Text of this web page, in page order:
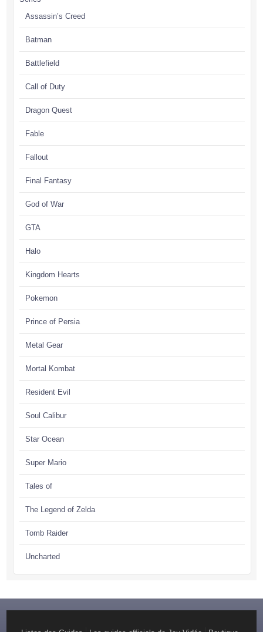
Assassin’s Creed
Batman
Battlefield
Call of Duty
Dragon Quest
Fable
Fallout
Final Fantasy
God of War
GTA
Halo
Kingdom Hearts
Pokemon
Prince of Persia
Metal Gear
Mortal Kombat
Resident Evil
Soul Calibur
Star Ocean
Super Mario
Tales of
The Legend of Zelda
Tomb Raider
Uncharted